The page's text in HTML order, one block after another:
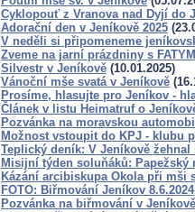
Cyklopouť z Vranova nad Dyjí do
Adorační den v Jeníkově 2025
V neděli si připomeneme
Zveme na jarní prázdniny s
Silvestr v Jeníkově (10.01.2025)
Vánoční mše svatá v Jeníkově
Prosíme, hlasujte pro Jeníkov -
Článek v listu Heimatruf o
Pozvánka na moravskou
Možnost vstoupit do KPJ - klubu
Teplický deník: V Jeníkově
Misijní týden soluňáků: Papežský
Kázání arcibiskupa Okola při mši
FOTO: Biřmování Jeníkov 8.6.2024
Pozvánka na biřmování v Jeníkově